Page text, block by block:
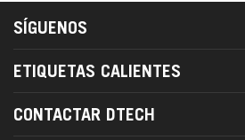
SÍGUENOS
ETIQUETAS CALIENTES
CONTACTAR DTECH